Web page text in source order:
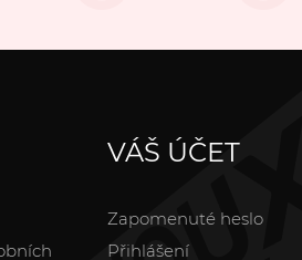
VÁŠ ÚČET
Zapomenuté heslo
Přihlášení